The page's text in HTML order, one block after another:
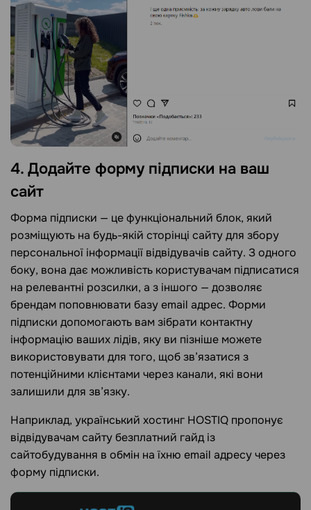
4. Додайте форму підписки на ваш
сайт
Форма підписки — це функціональний блок, який
розміщують на будь-якій сторінці сайту для збору
персональної інформації відвідувачів сайту. З одного
боку, вона дає можливість користувачам підписатися
на релевантні розсилки, а з іншого — дозволяє
брендам поповнювати базу email адрес. Форми
підписки допомогають вам зібрати контактну
інформацію ваших лідів, яку ви пізніше можете
використовувати для того, щоб зв’язатися з
потенційними клієнтами через канали, які вони
залишили для зв’язку.
Наприклад, український хостинг HOSTIQ пропонує
відвідувачам сайту безплатний гайд із
сайтобудування в обмін на їхню email адресу через
форму підписки.